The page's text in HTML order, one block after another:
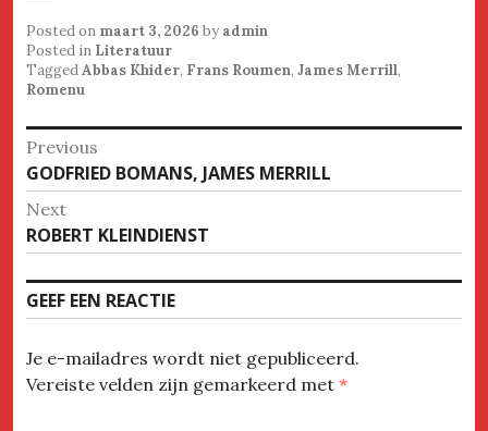
Posted on maart 3, 2026 by admin
Posted in Literatuur
TaggedAbbas Khider, Frans Roumen, James Merrill,
Romenu
Bericht
navigatie
Previous
Previous
post:
GODFRIED BOMANS, JAMES MERRILL
Next
Next
post:
ROBERT KLEINDIENST
GEEF EEN REACTIE
Je e-mailadres wordt niet gepubliceerd.
Vereiste velden zijn gemarkeerd met *